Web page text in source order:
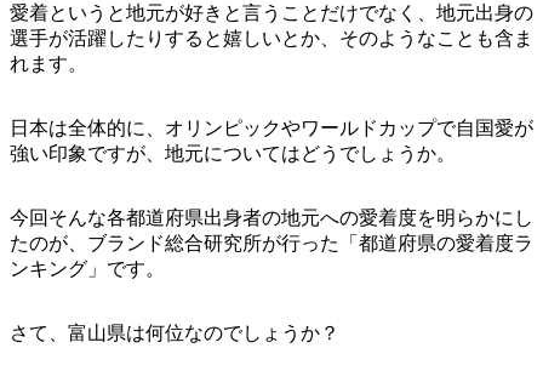
愛着というと地元が好きと言うことだけでなく、地元出身の
選手が活躍したりすると嬉しいとか、そのようなことも含ま
れます。
日本は全体的に、オリンピックやワールドカップで自国愛が
強い印象ですが、地元についてはどうでしょうか。
今回そんな各都道府県出身者の地元への愛着度を明らかにし
たのが、ブランド総合研究所が行った「都道府県の愛着度ラ
ンキング」です。
さて、富山県は何位なのでしょうか？